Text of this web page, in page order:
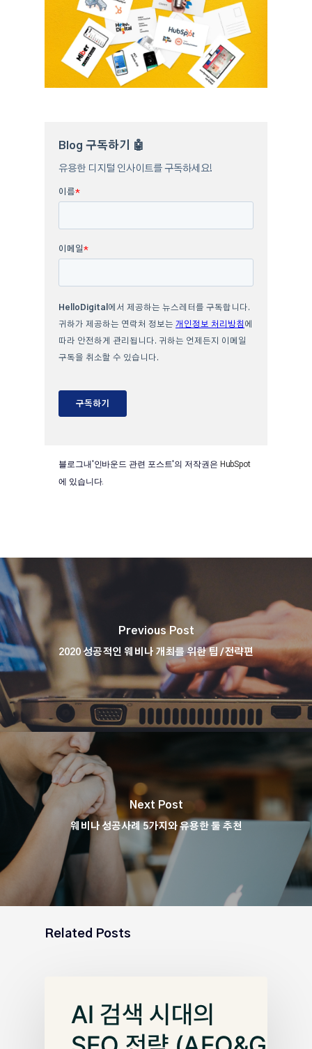
블로그내'인바운드 관련 포스트'의 저작권은 HubSpot
에 있습니다.
Previous Post
2020 성공적인 웨비나 개최를 위한 팁 /전략편
Next Post
웨비나 성공사례 5가지와 유용한 툴 추천
Related Posts